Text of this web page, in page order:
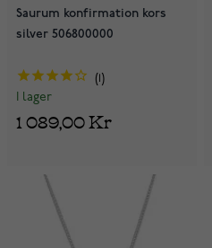
Saurum konfirmation kors
silver 506800000
I lager
1 089,00 Kr